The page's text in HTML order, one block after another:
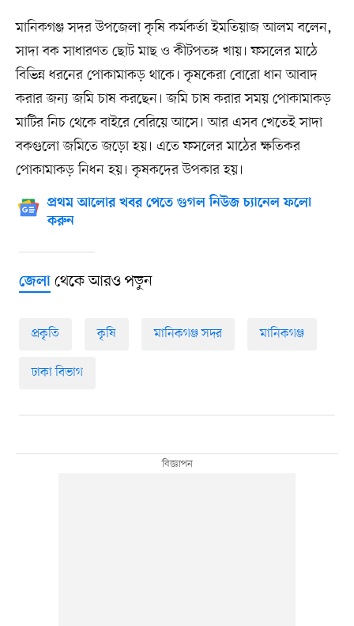
মানিকগঞ্জ সদর উপজেলা কৃষি কর্মকর্তা ইমতিয়াজ আলম বলেন,
সাদা বক সাধারণত ছোট মাছ ও কীটপতঙ্গ খায়। ফসলের মাঠে
বিভিন্ন ধরনের পোকামাকড় থাকে। কৃষকেরা বোরো ধান আবাদ
করার জন্য জমি চাষ করছেন। জমি চাষ করার সময় পোকামাকড়
মাটির নিচ থেকে বাইরে বেরিয়ে আসে। আর এসব খেতেই সাদা
বকগুলো জমিতে জড়ো হয়। এতে ফসলের মাঠের ক্ষতিকর
পোকামাকড় নিধন হয়। কৃষকদের উপকার হয়।
প্রথম আলোর খবর পেতে গুগল নিউজ চ্যানেল ফলো
করুন
জেলাথেকে আরও পড়ুন
প্রকৃতি কৃষি মানিকগঞ্জ সদর মানিকগঞ্জ
ঢাকা বিভাগ